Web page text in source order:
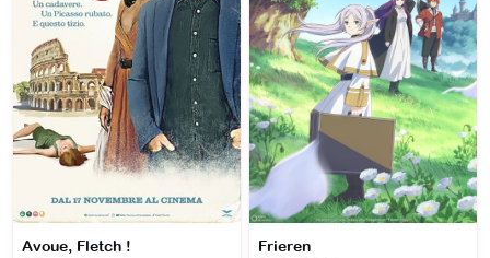
Avoue, Fletch ! Frieren